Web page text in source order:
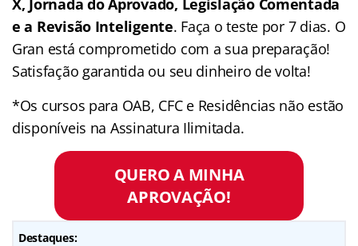
e a Revisão Inteligente. Faça o teste por 7 dias. O
Gran está comprometido com a sua preparação!
Satisfação garantida ou seu dinheiro de volta!
*Os cursos para OAB, CFC e Residências não estão
disponíveis na Assinatura Ilimitada.
QUERO A MINHA
APROVAÇÃO!
Destaques: